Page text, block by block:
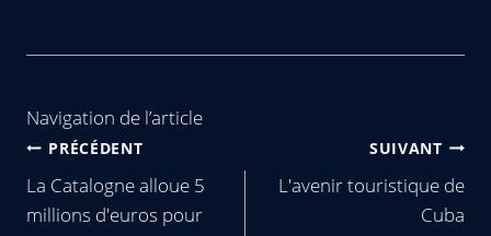
Navigation de l’article
PRÉCÉDENT
La Catalogne alloue 5
millions d'euros pour
SUIVANT
L'avenir touristique de
Cuba